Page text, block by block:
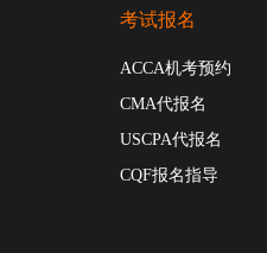
考试报名
ACCA机考预约
CMA代报名
USCPA代报名
CQF报名指导